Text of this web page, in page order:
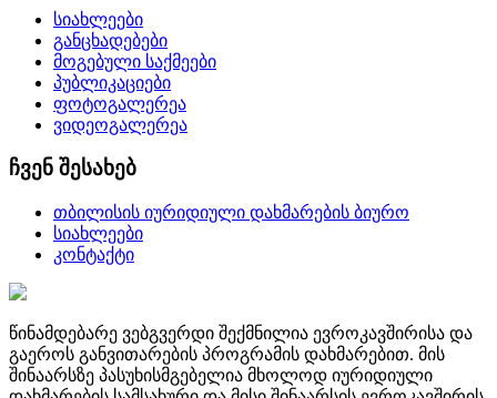
სიახლეები
განცხადებები
მოგებული საქმეები
პუბლიკაციები
ფოტოგალერეა
ვიდეოგალერეა
ჩვენ შესახებ
თბილისის იურიდიული დახმარების ბიურო
სიახლეები
კონტაქტი
წინამდებარე ვებგვერდი შექმნილია ევროკავშირისა და
გაეროს განვითარების პროგრამის დახმარებით. მის
შინაარსზე პასუხისმგებელია მხოლოდ იურიდიული